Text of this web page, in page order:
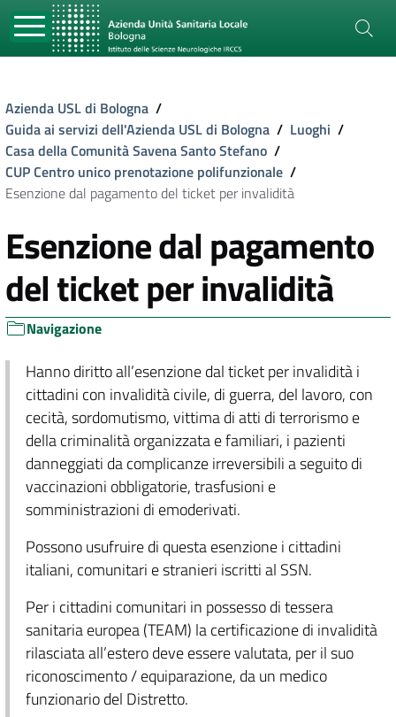
Azienda USL di Bologna /
Guida ai servizi dell'Azienda USL di Bologna / Luoghi /
Casa della Comunità Savena Santo Stefano /
CUP Centro unico prenotazione polifunzionale /
Esenzione dal pagamento del ticket per invalidità
Esenzione dal pagamento
del ticket per invalidità
Navigazione
Hanno diritto all’esenzione dal ticket per invalidità i
cittadini con invalidità civile, di guerra, del lavoro, con
cecità, sordomutismo, vittima di atti di terrorismo e
della criminalità organizzata e familiari, i pazienti
danneggiati da complicanze irreversibili a seguito di
vaccinazioni obbligatorie, trasfusioni e
somministrazioni di emoderivati.
Possono usufruire di questa esenzione i cittadini
italiani, comunitari e stranieri iscritti al SSN.
Per i cittadini comunitari in possesso di tessera
sanitaria europea (TEAM) la certificazione di invalidità
rilasciata all’estero deve essere valutata, per il suo
riconoscimento / equiparazione, da un medico
funzionario del Distretto.